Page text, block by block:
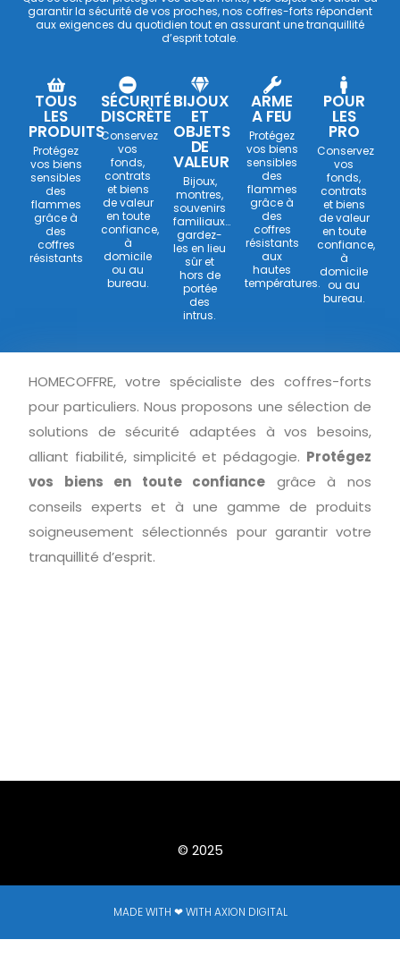
garantir la sécurité de vos proches, nos coffres-forts répondent
aux exigences du quotidien tout en assurant une tranquillité
d’esprit totale.
TOUS
LES
PRODUITS
Protégez
vos biens
sensibles
des
flammes
grâce à
des
coffres
résistants
SÉCURITÉ
DISCRÈTE
Conservez
vos
fonds,
contrats
et biens
de valeur
en toute
confiance,
à
domicile
ou au
bureau.
BIJOUX
ET
OBJETS
DE
VALEUR
Bijoux,
montres,
souvenirs
familiaux…
gardez-
les en lieu
sûr et
hors de
portée
des
intrus.
ARME
A FEU
Protégez
vos biens
sensibles
des
flammes
grâce à
des
coffres
résistants
aux
hautes
températures.
POUR
LES
PRO
Conservez
vos
fonds,
contrats
et biens
de valeur
en toute
confiance,
à
domicile
ou au
bureau.
HOMECOFFRE, votre spécialiste des coffres-forts
pour particuliers. Nous proposons une sélection de
solutions de sécurité adaptées à vos besoins,
alliant fiabilité, simplicité et pédagogie. Protégez
vos biens en toute confiance grâce à nos
conseils experts et à une gamme de produits
soigneusement sélectionnés pour garantir votre
tranquillité d’esprit.
© 2025
MADE WITH ❤ WITH AXION DIGITAL